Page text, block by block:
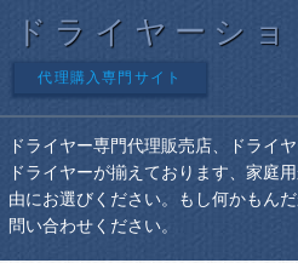
ドライヤーシ
代理購入専門サイト
ドライヤー専門代理販売店、ドライ
ドライヤーが揃えております、家庭
由にお選びください。もし何かもん
問い合わせください。